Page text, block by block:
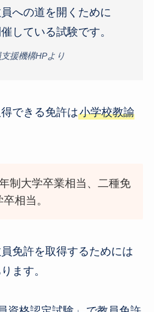
への道を開くために
している試験です。
援機構HPより
できる免許は小学校教諭
制大学卒業相当、二種免
相当。
免許を取得するためには
ます。